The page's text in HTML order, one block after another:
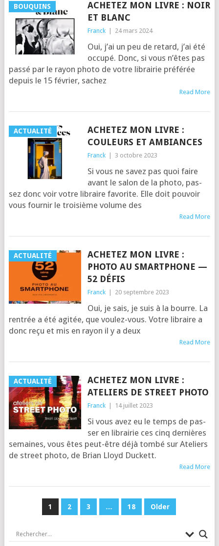
BOUQUINS
ACHETEZ MON LIVRE : NOIR
ET BLANC
Franck | 24 mars 2024
Oui, j’ai un peu de retard, j’ai été
occu­pé. Donc, si vous n’êtes pas
pas­sé par le rayon pho­to de votre librai­rie pré­fé­rée
depuis le 15 février, sachez
Read More
ACTUALITÉ
ACHETEZ MON LIVRE :
COULEURS ET AMBIANCES
Franck | 3 octobre 2023
Si vous ne savez pas quoi faire
avant le salon de la pho­to, pas­
sez donc voir votre libraire favo­rite. Elle doit pou­voir
vous four­nir le troi­sième volume des
Read More
ACTUALITÉ
ACHETEZ MON LIVRE :
PHOTO AU SMARTPHONE —
52 DÉFIS
Franck | 20 septembre 2023
Oui, je sais, je suis à la bourre. La
ren­trée a été agi­tée, que vou­lez-vous. Votre libraire a
donc reçu et mis en rayon il y a deux
Read More
ACTUALITÉ
ACHETEZ MON LIVRE :
ATELIERS DE STREET PHOTO
Franck | 14 juillet 2023
Si vous avez eu le temps de pas­
ser en librai­rie ces cinq der­nières
semaines, vous êtes peut-être déjà tom­bé sur Ate­liers
de street pho­to, de Brian Lloyd Duckett.
Read More
PAGINATION
PUBLICATIONS
1 2 3 … 18 Older